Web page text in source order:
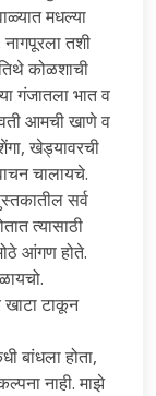
मधल्या
तशी
कोळशाची
गंजातला भात व
आमची खाणे व
खेड्यावरची
चालायचे.
सर्व
त्यासाठी
आंगण होते.
खाटा टाकून
बांधला होता,
नाही. माझे